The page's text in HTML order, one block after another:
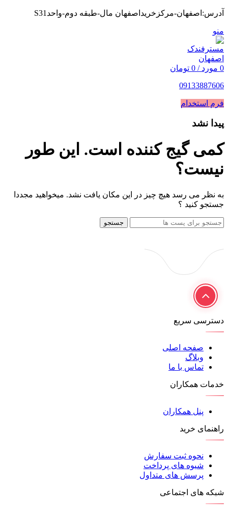
آدرس:اصفهان-مرکزخریداصفهان مال-طبقه دوم-واحدS31
منو
0 مورد /
0 تومان
09133887606
فرم استخدام
پیدا نشد
کمی گیج کننده است. این طور
نیست؟
به نظر می رسد هیچ چیز در این مکان یافت نشد. میخواهید مجددا
جستجو کنید ؟
جستجو
دسترسی سریع
صفحه اصلی
وبلاگ
تماس با ما
خدمات همکاران
پنل همکاران
راهنمای خرید
نحوه ثبت سفارش
شیوه های پرداخت
پرسش های متداول
شبکه های اجتماعی